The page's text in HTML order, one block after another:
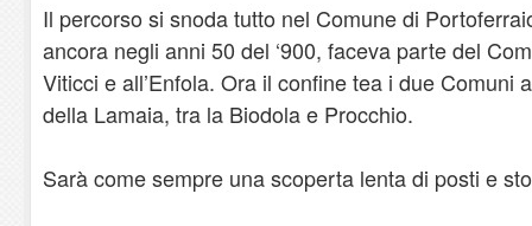
Il percorso si snoda tutto nel Comune di
ancora negli anni 50 del ‘900, faceva parte del
Viticci e all’Enfola. Ora il confine tea i due Comuni
della Lamaia, tra la Biodola e Procchio.
Sarà come sempre una scoperta lenta di posti e